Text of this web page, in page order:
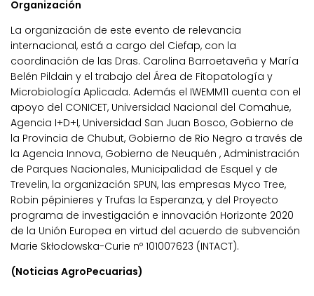
Organización
La organización de este evento de relevancia
internacional, está a cargo del Ciefap, con la
coordinación de las Dras. Carolina Barroetaveña y María
Belén Pildain y el trabajo del Área de Fitopatología y
Microbiología Aplicada. Además el IWEMM11 cuenta con el
apoyo del CONICET, Universidad Nacional del Comahue,
Agencia I+D+I, Universidad San Juan Bosco, Gobierno de
la Provincia de Chubut, Gobierno de Rio Negro a través de
la Agencia Innova, Gobierno de Neuquén , Administración
de Parques Nacionales, Municipalidad de Esquel y de
Trevelin, la organización SPUN, las empresas Myco Tree,
Robin pépinieres y Trufas la Esperanza, y del Proyecto
programa de investigación e innovación Horizonte 2020
de la Unión Europea en virtud del acuerdo de subvención
Marie Skłodowska-Curie nº 101007623 (INTACT).
(Noticias AgroPecuarias)